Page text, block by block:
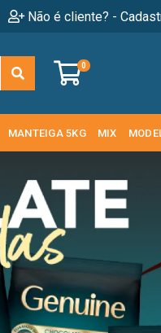
Não é cliente? -
0
MANTEIGA 5KG MIX